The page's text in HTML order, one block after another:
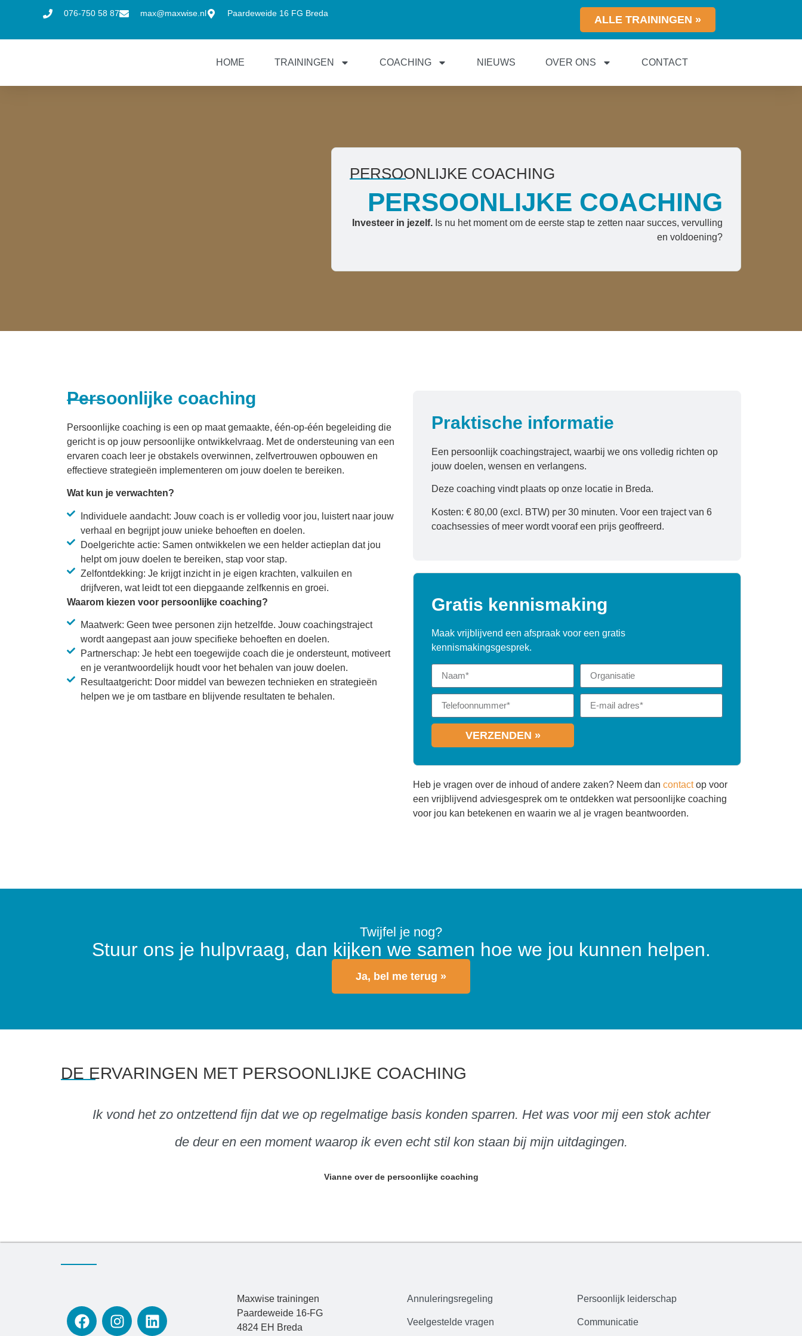
076-750 58 87 max@maxwise.nl Paardeweide 16 FG Breda
ALLE TRAININGEN »
HOME TRAININGEN COACHING NIEUWS OVER ONS CONTACT
PERSOONLIJKE COACHING
PERSOONLIJKE COACHING
Investeer in jezelf. Is nu het moment om de eerste stap te zetten naar succes, vervulling
en voldoening?
Persoonlijke coaching
Persoonlijke coaching is een op maat gemaakte, één-op-één begeleiding die
gericht is op jouw persoonlijke ontwikkelvraag. Met de ondersteuning van een
ervaren coach leer je obstakels overwinnen, zelfvertrouwen opbouwen en
effectieve strategieën implementeren om jouw doelen te bereiken.
Wat kun je verwachten?
Individuele aandacht: Jouw coach is er volledig voor jou, luistert naar jouw
verhaal en begrijpt jouw unieke behoeften en doelen.
Doelgerichte actie: Samen ontwikkelen we een helder actieplan dat jou
helpt om jouw doelen te bereiken, stap voor stap.
Zelfontdekking: Je krijgt inzicht in je eigen krachten, valkuilen en
drijfveren, wat leidt tot een diepgaande zelfkennis en groei.
Waarom kiezen voor persoonlijke coaching?
Maatwerk: Geen twee personen zijn hetzelfde. Jouw coachingstraject
wordt aangepast aan jouw specifieke behoeften en doelen.
Partnerschap: Je hebt een toegewijde coach die je ondersteunt, motiveert
en je verantwoordelijk houdt voor het behalen van jouw doelen.
Resultaatgericht: Door middel van bewezen technieken en strategieën
helpen we je om tastbare en blijvende resultaten te behalen.
Praktische informatie
Een persoonlijk coachingstraject, waarbij we ons volledig richten op
jouw doelen, wensen en verlangens.
Deze coaching vindt plaats op onze locatie in Breda.
Kosten: € 80,00 (excl. BTW) per 30 minuten. Voor een traject van 6
coachsessies of meer wordt vooraf een prijs geoffreerd.
Gratis kennismaking
Maak vrijblijvend een afspraak voor een gratis
kennismakingsgesprek.
VERZENDEN »
Heb je vragen over de inhoud of andere zaken? Neem dan contactop voor
een vrijblijvend adviesgesprek om te ontdekken wat persoonlijke coaching
voor jou kan betekenen en waarin we al je vragen beantwoorden.
Twijfel je nog?
Stuur ons je hulpvraag, dan kijken we samen hoe we jou kunnen helpen.
Ja, bel me terug »
DE ERVARINGEN MET PERSOONLIJKE COACHING
Ik vond het zo ontzettend fijn dat we op regelmatige basis konden sparren. Het was voor mij een stok achter
de deur en een moment waarop ik even echt stil kon staan bij mijn uitdagingen.
Vianne over de persoonlijke coaching
Maxwise trainingen
Paardeweide 16-FG
4824 EH Breda
Annuleringsregeling
Veelgestelde vragen
Persoonlijk leiderschap
Communicatie